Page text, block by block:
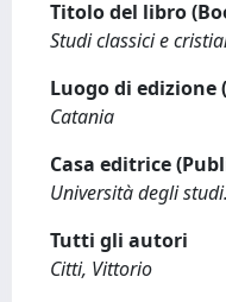
Titolo del libro
Studi classici e
Luogo di edizione
Catania
Casa editrice
Università degli
Tutti gli autori
Citti, Vittorio